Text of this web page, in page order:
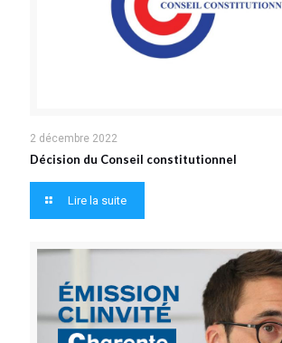
2 décembre 2022
Décision du Conseil constitutionnel
Lire la suite